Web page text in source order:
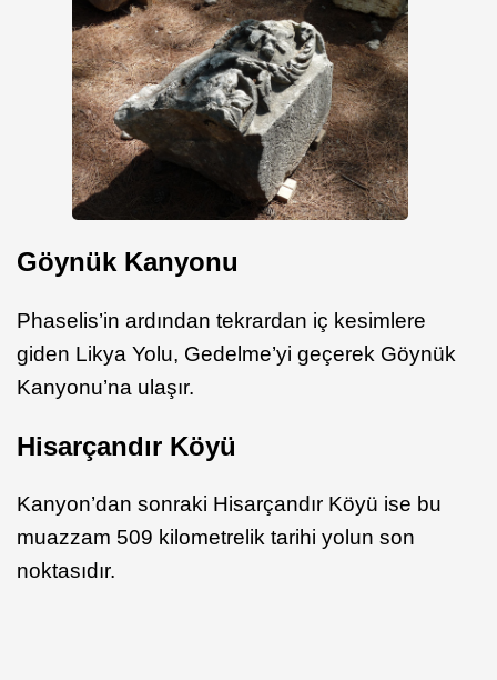
Göynük Kanyonu
Phaselis’in ardından tekrardan iç kesimlere
giden Likya Yolu, Gedelme’yi geçerek Göynük
Kanyonu’na ulaşır.
Hisarçandır Köyü
Kanyon’dan sonraki Hisarçandır Köyü ise bu
muazzam 509 kilometrelik tarihi yolun son
noktasıdır.